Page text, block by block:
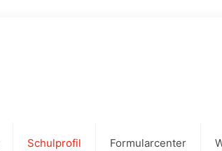
Schulprofil Formularcenter